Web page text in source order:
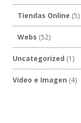
Tiendas Online (5)
Webs (52)
Uncategorized (1)
Video e Imagen (4)